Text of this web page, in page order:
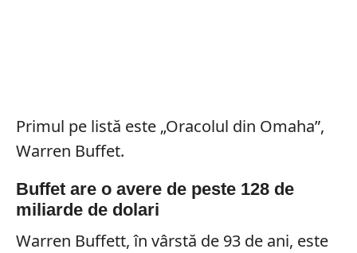
Primul pe listă este „Oracolul din Omaha”,
Warren Buffet.
Buffet are o avere de peste 128 de
miliarde de dolari
Warren Buffett, în vârstă de 93 de ani, este